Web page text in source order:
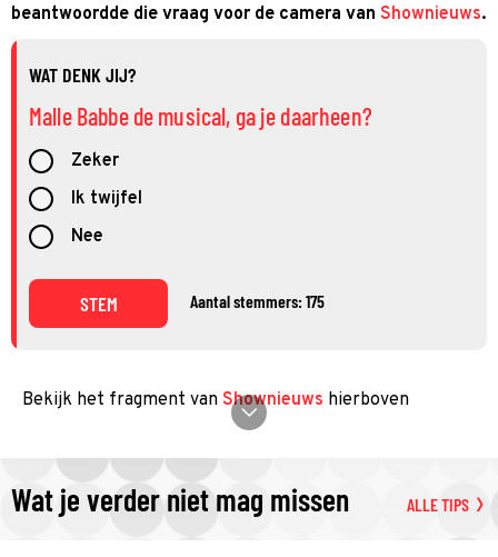
beantwoordde die vraag voor de camera van Shownieuws.
WAT DENK JIJ?
Malle Babbe de musical, ga je daarheen?
Zeker
Ik twijfel
Nee
STEM Aantal stemmers: 175
Bekijk het fragment van Shownieuws hierboven
Wat je verder niet mag missen ALLE TIPS